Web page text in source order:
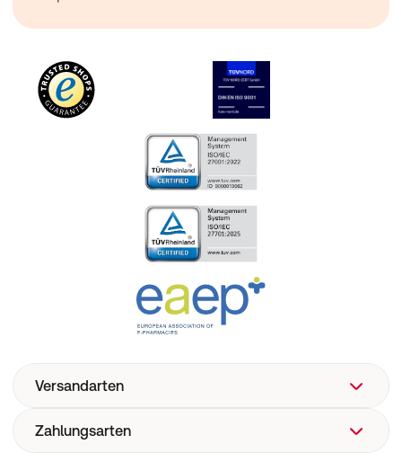
Versandarten
Zahlungsarten